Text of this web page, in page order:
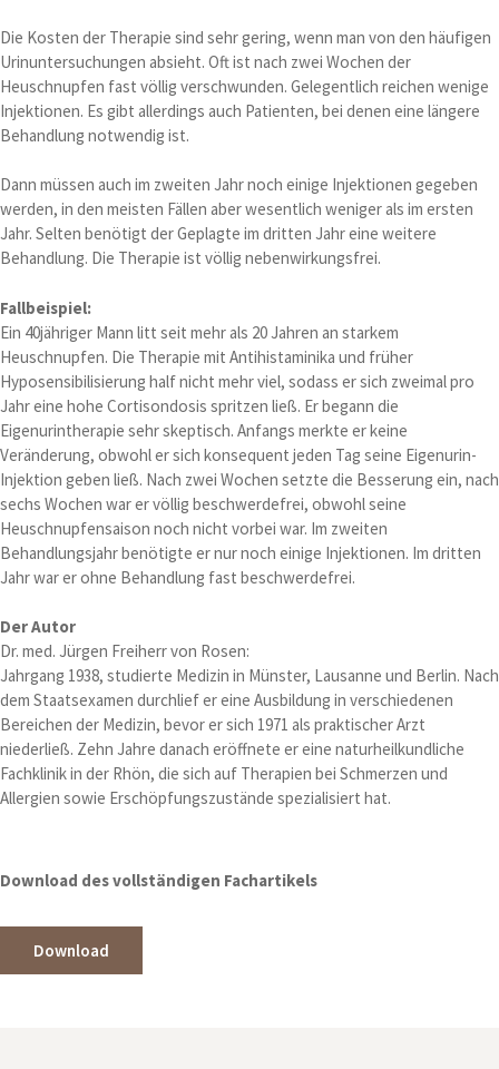
Die Kosten der Therapie sind sehr gering, wenn man von den häufigen
Urinuntersuchungen absieht. Oft ist nach zwei Wochen der
Heuschnupfen fast völlig verschwunden. Gelegentlich reichen wenige
Injektionen. Es gibt allerdings auch Patienten, bei denen eine längere
Behandlung notwendig ist.
Dann müssen auch im zweiten Jahr noch einige Injektionen gegeben
werden, in den meisten Fällen aber wesentlich weniger als im ersten
Jahr. Selten benötigt der Geplagte im dritten Jahr eine weitere
Behandlung. Die Therapie ist völlig nebenwirkungsfrei.
Fallbeispiel:
Ein 40jähriger Mann litt seit mehr als 20 Jahren an starkem
Heuschnupfen. Die Therapie mit Antihistaminika und früher
Hyposensibilisierung half nicht mehr viel, sodass er sich zweimal pro
Jahr eine hohe Cortisondosis spritzen ließ. Er begann die
Eigenurintherapie sehr skeptisch. Anfangs merkte er keine
Veränderung, obwohl er sich konsequent jeden Tag seine Eigenurin-
Injektion geben ließ. Nach zwei Wochen setzte die Besserung ein, nach
sechs Wochen war er völlig beschwerdefrei, obwohl seine
Heuschnupfensaison noch nicht vorbei war. Im zweiten
Behandlungsjahr benötigte er nur noch einige Injektionen. Im dritten
Jahr war er ohne Behandlung fast beschwerdefrei.
Der Autor
Dr. med. Jürgen Freiherr von Rosen:
Jahrgang 1938, studierte Medizin in Münster, Lausanne und Berlin. Nach
dem Staatsexamen durchlief er eine Ausbildung in verschiedenen
Bereichen der Medizin, bevor er sich 1971 als praktischer Arzt
niederließ. Zehn Jahre danach eröffnete er eine naturheilkundliche
Fachklinik in der Rhön, die sich auf Therapien bei Schmerzen und
Allergien sowie Erschöpfungszustände spezialisiert hat.
Download des vollständigen Fachartikels
Download